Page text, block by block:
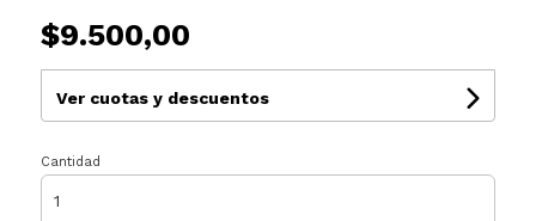
$9.500,00
Ver cuotas y descuentos
Cantidad